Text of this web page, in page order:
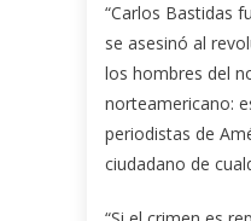
“Carlos Bastidas
se asesinó al
los hombres del
norteamericano:
periodistas de
ciudadano de